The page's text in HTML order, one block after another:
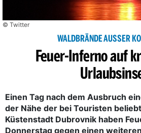
© Twitter
WALDBRÄNDE AUSSER
Feuer-Inferno auf
Einen Tag nach dem Ausbruch
der Nähe der bei Touristen
Küstenstadt Dubrovnik haben
Donnerstag gegen einen